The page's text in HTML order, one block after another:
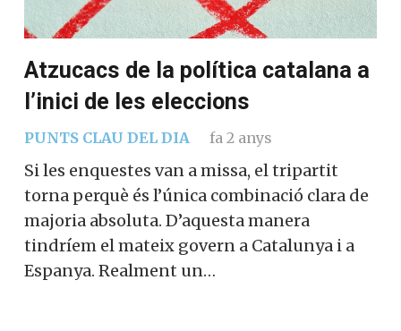
Atzucacs de la política catalana a
l’inici de les eleccions
PUNTS CLAU DEL DIA fa 2 anys
Si les enquestes van a missa, el tripartit
torna perquè és l’única combinació clara de
majoria absoluta. D’aquesta manera
tindríem el mateix govern a Catalunya i a
Espanya. Realment un…